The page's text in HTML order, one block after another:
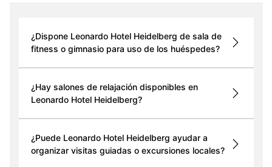
¿Dispone Leonardo Hotel Heidelberg de sala de
fitness o gimnasio para uso de los huéspedes?
¿Hay salones de relajación disponibles en
Leonardo Hotel Heidelberg?
¿Puede Leonardo Hotel Heidelberg ayudar a
organizar visitas guiadas o excursiones locales?